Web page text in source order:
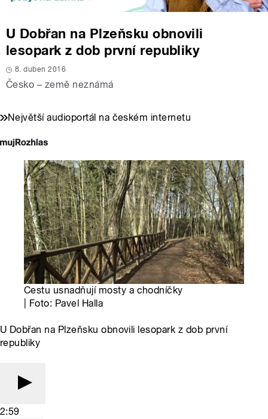
U Dobřan na Plzeňsku obnovili
lesopark z dob první republiky
8. duben 2016
Česko – země neznámá
Největší audioportál na českém internetu
Cestu usnadňují mosty a chodníčky
| Foto: Pavel Halla
U Dobřan na Plzeňsku obnovili lesopark z dob první
republiky
2:59